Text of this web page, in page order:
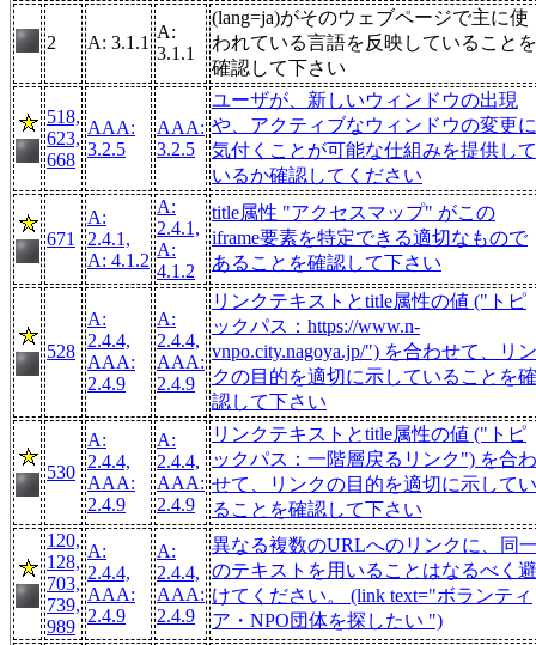
2 A: 3.1.1
A:
3.1.1
(lang=ja)がそのウェブページで主に使
われている言語を反映していることを
確認して下さい
518,
623,
668
AAA:
3.2.5
AAA:
3.2.5
ユーザが、新しいウィンドウの出現
や、アクティブなウィンドウの変更に
気付くことが可能な仕組みを提供して
いるか確認してください
671
A:
2.4.1,
A: 4.1.2
A:
2.4.1,
A:
4.1.2
title属性 "アクセスマップ" がこの
iframe要素を特定できる適切なもので
あることを確認して下さい
528
A:
2.4.4,
AAA:
2.4.9
A:
2.4.4,
AAA:
2.4.9
リンクテキストとtitle属性の値 ("トピ
ックパス：https://www.n-
vnpo.city.nagoya.jp/") を合わせて、リン
クの目的を適切に示していることを確
認して下さい
530
A:
2.4.4,
AAA:
2.4.9
A:
2.4.4,
AAA:
2.4.9
リンクテキストとtitle属性の値 ("トピ
ックパス：一階層戻るリンク") を合わ
せて、リンクの目的を適切に示してい
ることを確認して下さい
120,
128,
703,
739,
989
A:
2.4.4,
AAA:
2.4.9
A:
2.4.4,
AAA:
2.4.9
異なる複数のURLへのリンクに、同
のテキストを用いることはなるべく避
けてください。 (link text="ボランティ
ア・NPO団体を探したい ")